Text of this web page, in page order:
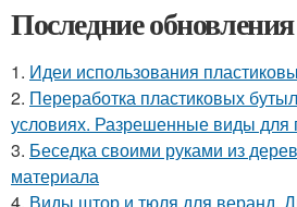
Последние
1. Идеи использования
2. Переработка пластиковых
условиях. Разрешенные виды для
3. Беседка своими руками из
материала